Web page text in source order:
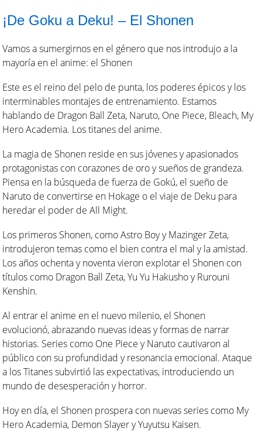
¡De Goku a Deku! – El Shonen
Vamos a sumergirnos en el género que nos introdujo a la
mayoría en el anime: el Shonen
Este es el reino del pelo de punta, los poderes épicos y los
interminables montajes de entrenamiento. Estamos
hablando de Dragon Ball Zeta, Naruto, One Piece, Bleach, My
Hero Academia. Los titanes del anime.
La magia de Shonen reside en sus jóvenes y apasionados
protagonistas con corazones de oro y sueños de grandeza.
Piensa en la búsqueda de fuerza de Gokú, el sueño de
Naruto de convertirse en Hokage o el viaje de Deku para
heredar el poder de All Might.
Los primeros Shonen, como Astro Boy y Mazinger Zeta,
introdujeron temas como el bien contra el mal y la amistad.
Los años ochenta y noventa vieron explotar el Shonen con
títulos como Dragon Ball Zeta, Yu Yu Hakusho y Rurouni
Kenshin.
Al entrar el anime en el nuevo milenio, el Shonen
evolucionó, abrazando nuevas ideas y formas de narrar
historias. Series como One Piece y Naruto cautivaron al
público con su profundidad y resonancia emocional. Ataque
a los Titanes subvirtió las expectativas, introduciendo un
mundo de desesperación y horror.
Hoy en día, el Shonen prospera con nuevas series como My
Hero Academia, Demon Slayer y Yuyutsu Kaisen.